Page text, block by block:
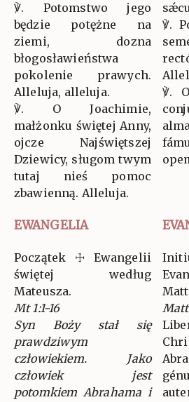
℣. Potomstwo jego
będzie potężne na
ziemi, dozna
błogosławieństwa
pokolenie prawych.
Alleluja, alleluja.
℣. O Joachimie,
małżonku świętej Anny,
ojcze Najświętszej
Dziewicy, sługom twym
tutaj nieś pomoc
zbawienną. Alleluja.
℣.
℣.
EWANGELIA
Początek ☩ Ewangelii
świętej według
Mateusza.
Mt 1:1-16
Syn Boży stał się
prawdziwym
człowiekiem. Jako
człowiek jest
potomkiem Abrahama i
Matt